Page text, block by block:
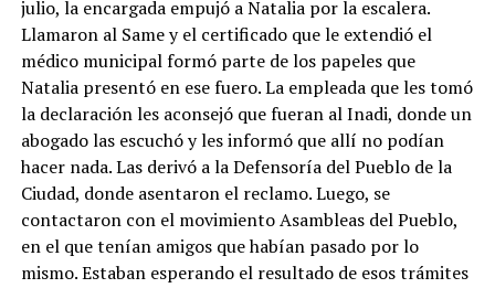
julio, la encargada empujó a Natalia por la escalera.
Llamaron al Same y el certificado que le extendió el
médico municipal formó parte de los papeles que
Natalia presentó en ese fuero. La empleada que les tomó
la declaración les aconsejó que fueran al Inadi, donde un
abogado las escuchó y les informó que allí no podían
hacer nada. Las derivó a la Defensoría del Pueblo de la
Ciudad, donde asentaron el reclamo. Luego, se
contactaron con el movimiento Asambleas del Pueblo,
en el que tenían amigos que habían pasado por lo
mismo. Estaban esperando el resultado de esos trámites